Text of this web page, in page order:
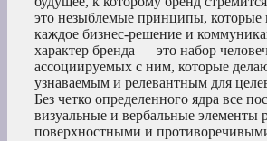
это незыблемые принципы, которые
каждое бизнес-решение и
характер бренда — это набор
ассоциируемых с ним, которые
узнаваемым и релевантным для
Без четко определенного ядра все
визуальные и вербальные элементы
поверхностными и